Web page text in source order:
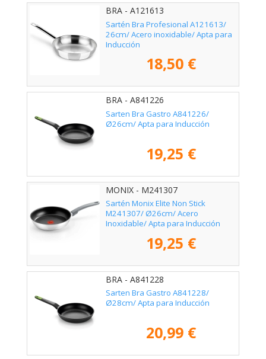
BRA - A121613
Sartén Bra Profesional A121613/
26cm/ Acero inoxidable/ Apta para
Inducción
18,50 €
BRA - A841226
Sarten Bra Gastro A841226/
Ø26cm/ Apta para Inducción
19,25 €
MONIX - M241307
Sartén Monix Elite Non Stick
M241307/ Ø26cm/ Acero
Inoxidable/ Apta para Inducción
19,25 €
BRA - A841228
Sarten Bra Gastro A841228/
Ø28cm/ Apta para Inducción
20,99 €